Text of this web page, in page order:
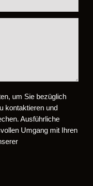
um Sie bezüglich
kontaktieren und
Ausführliche
Umgang mit Ihren